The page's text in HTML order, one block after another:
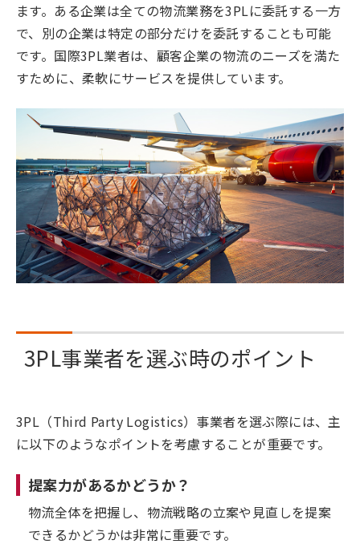
ます。ある企業は全ての物流業務を3PLに委託する一方
で、別の企業は特定の部分だけを委託することも可能
です。国際3PL業者は、顧客企業の物流のニーズを満た
すために、柔軟にサービスを提供しています。
3PL事業者を選ぶ時のポイント
3PL（Third Party Logistics）事業者を選ぶ際には、主
に以下のようなポイントを考慮することが重要です。
提案力があるかどうか？
物流全体を把握し、物流戦略の立案や見直しを提案
できるかどうかは非常に重要です。